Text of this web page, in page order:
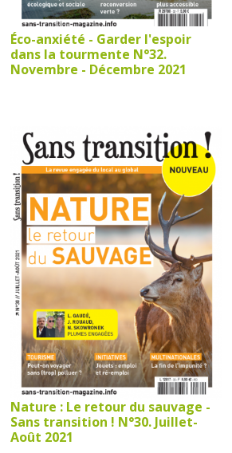
Éco-anxiété - Garder l'espoir
dans la tourmente N°32.
Novembre - Décembre 2021
Nature : Le retour du sauvage -
Sans transition ! N°30. Juillet-
Août 2021